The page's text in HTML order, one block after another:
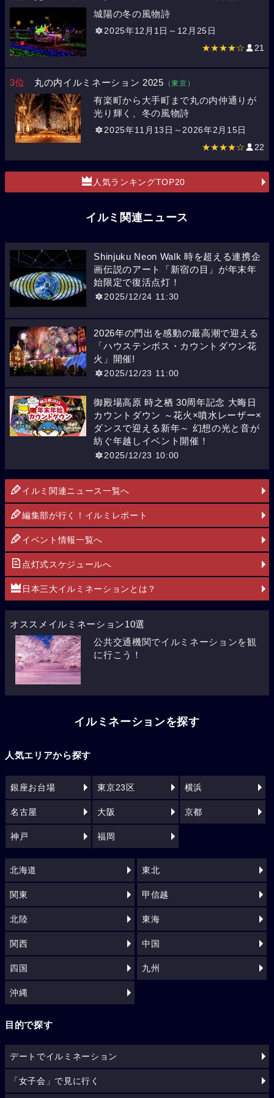
城陽の冬の風物詩
2025年12月1日～12月25日
★★★★☆ 21
3位 丸の内イルミネーション 2025 （東京）
有楽町から大手町まで丸の内仲通りが
光り輝く、冬の風物詩
2025年11月13日～2026年2月15日
★★★★☆ 22
人気ランキングTOP20
イルミ関連ニュース
Shinjuku Neon Walk 時を超える連携企
画伝説のアート「新宿の目」が年末年
始限定で復活点灯！
2025/12/24 11:30
2026年の門出を感動の最高潮で迎える
「ハウステンボス・カウントダウン花
火」開催!
2025/12/23 11:00
御殿場高原 時之栖 30周年記念 大晦日
カウントダウン ～花火×噴水レーザー×
ダンスで迎える新年～ 幻想の光と音が
紡ぐ年越しイベント開催！
2025/12/23 10:00
イルミ関連ニュース一覧へ
編集部が行く！イルミレポート
イベント情報一覧へ
点灯式スケジュールへ
日本三大イルミネーションとは？
オススメイルミネーション10選
公共交通機関でイルミネーションを観
に行こう！
イルミネーションを探す
人気エリアから探す
銀座お台場 東京23区 横浜
名古屋 大阪 京都
神戸 福岡
北海道 東北
関東 甲信越
北陸 東海
関西 中国
四国 九州
沖縄
目的で探す
デートでイルミネーション
「女子会」で見に行く